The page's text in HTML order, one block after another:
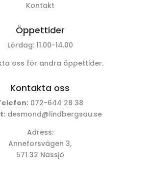
Kontakt
Öppettider
Lördag: 11.00-14.00
oss för andra öppettider.
Kontakta oss
072-644 28 38
desmond@lindbergsau.se
Adress:
Anneforsvägen 3,
571 32 Nässjö